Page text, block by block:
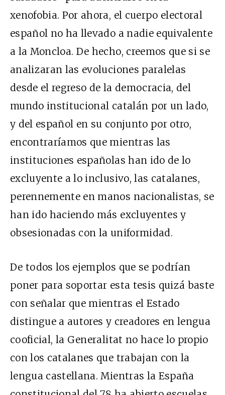
xenofobia. Por ahora, el cuerpo electoral
español no ha llevado a nadie equivalente
a la Moncloa. De hecho, creemos que si se
analizaran las evoluciones paralelas
desde el regreso de la democracia, del
mundo institucional catalán por un lado,
y del español en su conjunto por otro,
encontraríamos que mientras las
instituciones españolas han ido de lo
excluyente a lo inclusivo, las catalanes,
perennemente en manos nacionalistas, se
han ido haciendo más excluyentes y
obsesionadas con la uniformidad.
De todos los ejemplos que se podrían
poner para soportar esta tesis quizá baste
con señalar que mientras el Estado
distingue a autores y creadores en lengua
cooficial, la Generalitat no hace lo propio
con los catalanes que trabajan con la
lengua castellana. Mientras la España